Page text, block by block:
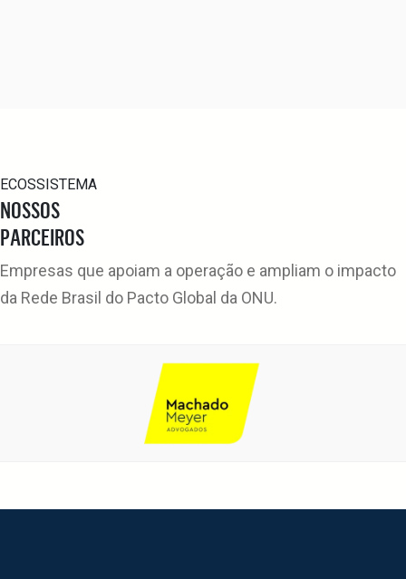
ECOSSISTEMA
NOSSOS
PARCEIROS
Empresas que apoiam a operação e ampliam o impacto
da Rede Brasil do Pacto Global da ONU.